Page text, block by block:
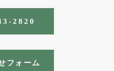
2820
フォーム